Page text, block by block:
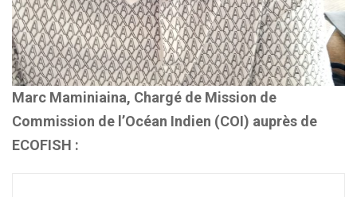
Marc Maminiaina, Chargé de Mission de
Commission de l’Océan Indien (COI) auprès de
ECOFISH :